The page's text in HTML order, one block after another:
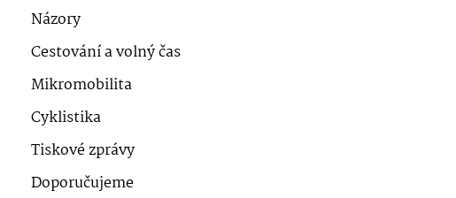
Názory
Cestování a volný čas
Mikromobilita
Cyklistika
Tiskové zprávy
Doporučujeme